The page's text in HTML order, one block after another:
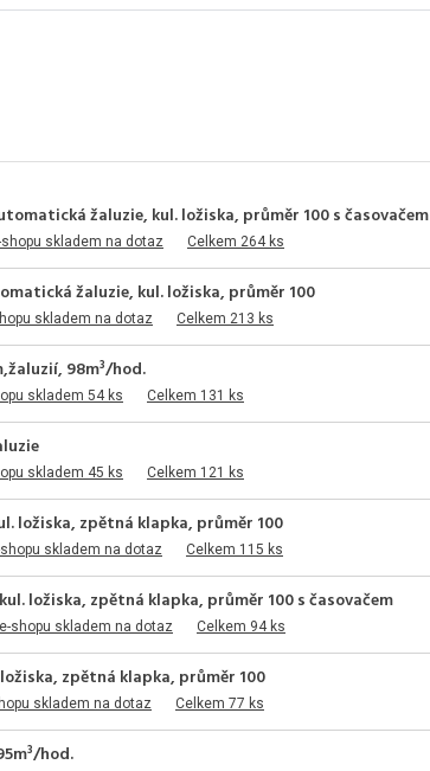
žaluzie, kul. ložiska, průměr 100 s časovačem
shopu skladem na dotaz Celkem 264 ks
žaluzie, kul. ložiska, průměr 100
skladem na dotaz Celkem 213 ks
98m³/hod.
skladem 54 ks Celkem 131 ks
skladem 45 ks Celkem 121 ks
ložiska, zpětná klapka, průměr 100
skladem na dotaz Celkem 115 ks
ložiska, zpětná klapka, průměr 100 s časovačem
shopu skladem na dotaz Celkem 94 ks
zpětná klapka, průměr 100
skladem na dotaz Celkem 77 ks
hod.